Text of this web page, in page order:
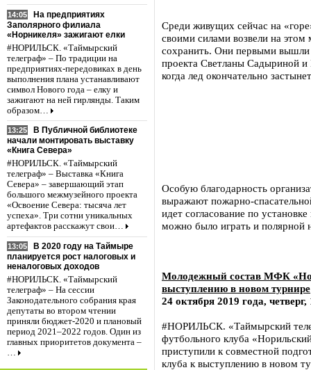
14:05
На предприятиях
Заполярного филиала
«Норникеля» зажигают елки
#НОРИЛЬСК. «Таймырский
телеграф» – По традиции на
предприятиях-передовиках в день
выполнения плана устанавливают
символ Нового года – елку и
зажигают на ней гирлянды. Таким
образом…
13:25
В Публичной библиотеке
начали монтировать выставку
«Книга Севера»
#НОРИЛЬСК. «Таймырский
телеграф» – Выставка «Книга
Севера» – завершающий этап
большого межмузейного проекта
«Освоение Севера: тысяча лет
успеха». Три сотни уникальных
артефактов расскажут свои…
13:05
В 2020 году на Таймыре
планируется рост налоговых и
неналоговых доходов
#НОРИЛЬСК. «Таймырский
телеграф» – На сессии
Законодательного собрания края
депутаты во втором чтении
приняли бюджет-2020 и плановый
период 2021–2022 годов. Один из
главных приоритетов документа –
…
Среди живущих сейчас на
своими силами возвели на
сохранить. Они первыми вышли
проекта Светланы Садыриной и
когда лед окончательно
Особую благодарность
выражают пожарно-
идет согласование по
можно было играть и полярной
Молодежный состав МФК
выступлению в новом турнире
24 октября 2019 года, четверг,
#НОРИЛЬСК. «Таймырский
футбольного клуба
приступили к совместной
клуба к выступлению в новом